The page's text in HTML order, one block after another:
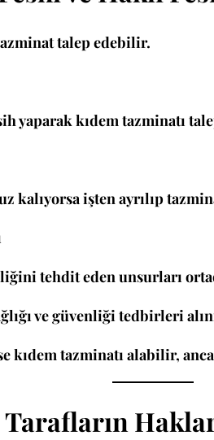
talep edebilir.
yaparak kıdem tazminatı
kalıyorsa işten ayrılıp
tehdit eden unsurları
ve güvenliği tedbirleri
kıdem tazminatı alabilir,